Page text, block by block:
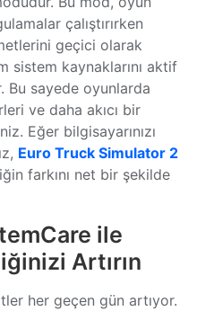
çalıştırırken
geçici olarak
sistem kaynaklarını aktif
Bu sayede oyunlarda
ve daha akıcı bir
Eğer bilgisayarınızı
Euro Truck Simulator 2
farkını net bir şekilde
ile
Artırın
her geçen gün artıyor.